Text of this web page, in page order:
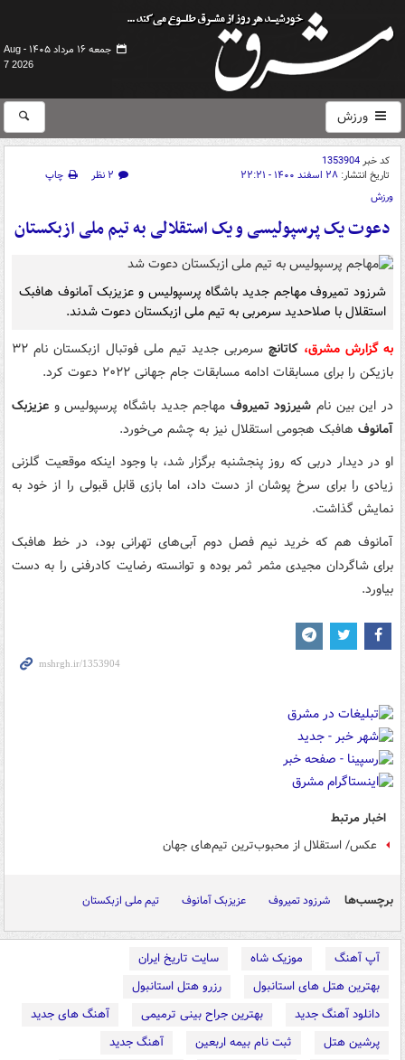
جمعه ۱۶ مرداد ۱۴۰۵ -
Aug
7 2026
ورزش
کد خبر1353904
تاریخ انتشار: ۲۸ اسفند ۱۴۰۰ - ۲۲:۲۱ ۲ نظر
چاپ
ورزش
دعوت یک پرسپولیسی و یک استقلالی به تیم ملی ازبکستان
شرزود تمیروف مهاجم جدید باشگاه پرسپولیس و عزیزبک آمانوف هافبک
استقلال با صلاحدید سرمربی به تیم ملی ازبکستان دعوت شدند.
به گزارش مشرق،کاتانچ
سرمربی جدید تیم ملی فوتبال ازبکستان نام ۳۲
بازیکن را برای مسابقات ادامه مسابقات جام جهانی ۲۰۲۲ دعوت کرد.
در این بین نام شیرزود تمیروف مهاجم جدید باشگاه پرسپولیس و عزیزبک
آمانوف هافبک هجومی استقلال نیز به چشم می‌خورد.
او در دیدار دربی که روز پنجشنبه برگزار شد، با وجود اینکه موقعیت گلزنی
زیادی را برای سرخ پوشان از دست داد، اما بازی قابل قبولی را از خود به
نمایش گذاشت.
آمانوف هم که خرید نیم فصل دوم آبی‌های تهرانی بود، در خط هافبک
برای شاگردان مجیدی مثمر ثمر بوده و توانسته رضایت کادرفنی را به دست
بیاورد.
اخبار مرتبط
عکس/ استقلال از محبوب‌ترین تیم‌های جهان
برچسب‌ها شرزود تمیروف عزیزبک آمانوف تیم ملی ازبکستان
آپ آهنگ موزیک شاه
سایت تاریخ ایران
بهترین هتل های استانبول
رزرو هتل استانبول
دانلود آهنگ جدید
بهترین جراح بینی ترمیمی
آهنگ های جدید
پرشین هتل
ثبت نام بیمه اربعین
آهنگ جدید